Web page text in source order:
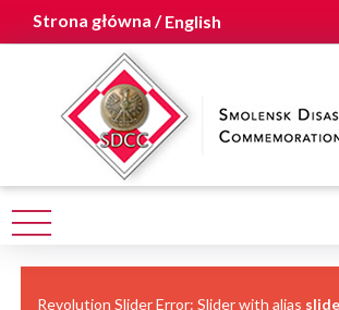
Strona główna /English
Revolution Slider Error: Slider with alias